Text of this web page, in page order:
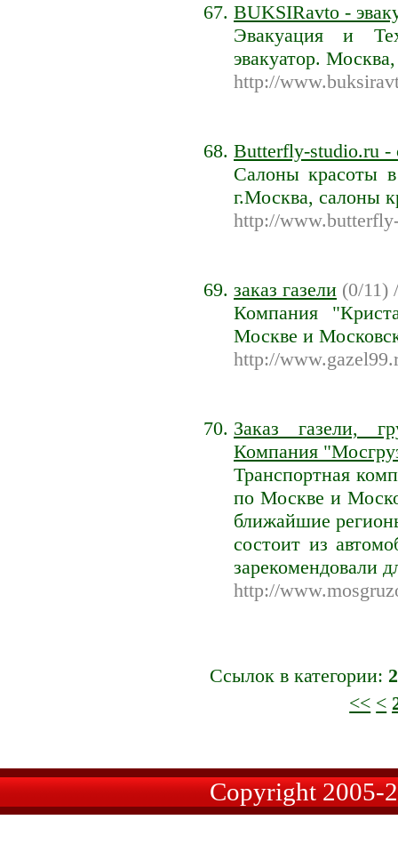
BUKSIRavto -
Эвакуация и
эвакуатор.
http://
Butterfly-studio.ru -
Салоны красоты
г.Москва, салоны
http://
заказ газели (0/11) /
Компания
Москве и
http://
Заказ газели,
Компания
Транспортная
по Москве и
ближайшие
состоит из
зарекомендовали
http://
Ссылок в категории:
<< <
Copyright 2005-